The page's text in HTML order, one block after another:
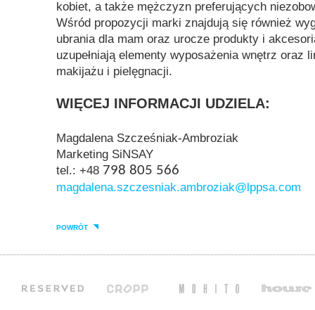
kobiet, a także mężczyzn preferujących
Wśród propozycji marki znajdują się również
ubrania dla mam oraz urocze produkty i
uzupełniają elementy wyposażenia wnętrz oraz
makijażu i pielęgnacji.
WIĘCEJ INFORMACJI UDZIELA:
Magdalena Szcześniak-Ambroziak
Marketing SiNSAY
tel.: +48 798 805 566
magdalena.szczesniak.ambroziak@lppsa.com
POWRÓT